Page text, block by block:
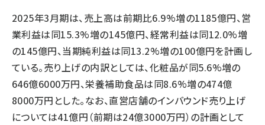
2025年3月期は、売上高は前期比6.9%増の1185億円、営
業利益は同15.3%増の145億円、経常利益は同12.0%増
の145億円、当期純利益は同13.2%増の100億円を計画し
ている。売り上げの内訳としては、化粧品が同5.6%増の
646億6000万円、栄養補助食品は同8.6%増の474億
8000万円とした。なお、直営店舗のインバウンド売り上げ
については41億円（前期は24億3000万円）の計画として